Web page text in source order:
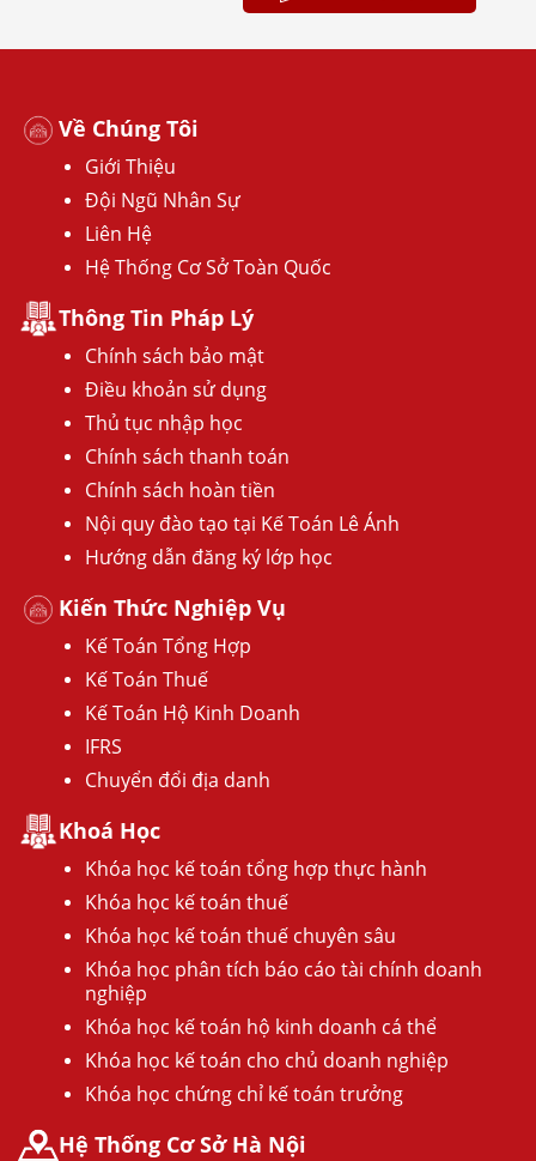
Về Chúng Tôi
Giới Thiệu
Đội Ngũ Nhân Sự
Liên Hệ
Hệ Thống Cơ Sở Toàn Quốc
Thông Tin Pháp Lý
Chính sách bảo mật
Điều khoản sử dụng
Thủ tục nhập học
Chính sách thanh toán
Chính sách hoàn tiền
Nội quy đào tạo tại Kế Toán Lê Ánh
Hướng dẫn đăng ký lớp học
Kiến Thức Nghiệp Vụ
Kế Toán Tổng Hợp
Kế Toán Thuế
Kế Toán Hộ Kinh Doanh
IFRS
Chuyển đổi địa danh
Khoá Học
Khóa học kế toán tổng hợp thực hành
Khóa học kế toán thuế
Khóa học kế toán thuế chuyên sâu
Khóa học phân tích báo cáo tài chính doanh
nghiệp
Khóa học kế toán hộ kinh doanh cá thể
Khóa học kế toán cho chủ doanh nghiệp
Khóa học chứng chỉ kế toán trưởng
Hệ Thống Cơ Sở Hà Nội